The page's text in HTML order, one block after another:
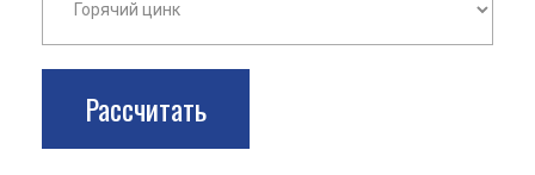
Рассчитать